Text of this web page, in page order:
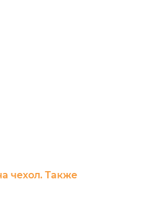
чехол. Также